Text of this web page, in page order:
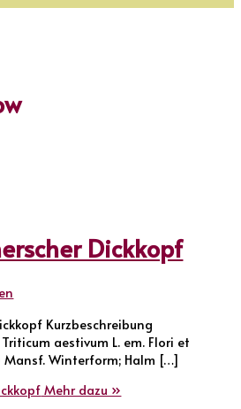
Dickkopf
Kurzbeschreibung
aestivum L. em. Flori et
Mansf. Winterform; Halm […]
Mehr dazu »